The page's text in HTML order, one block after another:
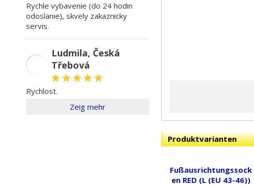
rychle vybavenie (do 24 hodin
odoslanie), skvely zakaznicky
servis.
Ludmila, Česká
Třebová
rychlost.
Zeig mehr
Produktvarianten
Fußausrichtungssock
en RED (L (EU 43-46))